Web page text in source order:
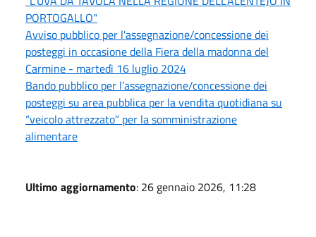
PORTOGALLO"
Avviso pubblico per l'assegnazione/concessione dei
posteggi in occasione della Fiera della madonna del
Carmine - martedì 16 luglio 2024
Bando pubblico per l’assegnazione/concessione dei
posteggi su area pubblica per la vendita quotidiana su
“veicolo attrezzato” per la somministrazione
alimentare
Ultimo aggiornamento: 26 gennaio 2026, 11:28